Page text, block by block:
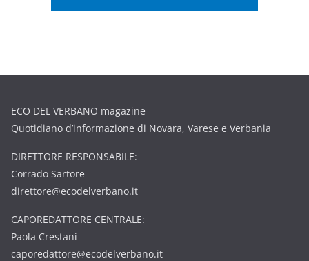
ECO DEL VERBANO magazine
Quotidiano d’informazione di Novara, Varese e Verbania
DIRETTORE RESPONSABILE:
Corrado Sartore
direttore@ecodelverbano.it
CAPOREDATTORE CENTRALE:
Paola Crestani
caporedattore@ecodelverbano.it